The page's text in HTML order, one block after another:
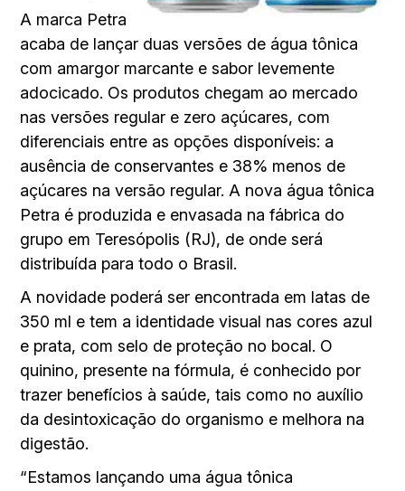
A marca Petra
acaba de lançar duas versões de água tônica
com amargor marcante e sabor levemente
adocicado. Os produtos chegam ao mercado
nas versões regular e zero açúcares, com
diferenciais entre as opções disponíveis: a
ausência de conservantes e 38% menos de
açúcares na versão regular. A nova água tônica
Petra é produzida e envasada na fábrica do
grupo em Teresópolis (RJ), de onde será
distribuída para todo o Brasil.
A novidade poderá ser encontrada em latas de
350 ml e tem a identidade visual nas cores azul
e prata, com selo de proteção no bocal. O
quinino, presente na fórmula, é conhecido por
trazer benefícios à saúde, tais como no auxílio
da desintoxicação do organismo e melhora na
digestão.
“Estamos lançando uma água tônica